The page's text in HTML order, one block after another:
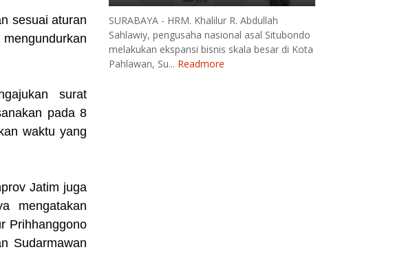
sesuai aturan
surat
pada 8
waktu yang
Jatim juga
mengatakan
Prihhanggono
Sudarmawan
SURABAYA - HRM. Khalilur R. Abdullah
Sahlawiy, pengusaha nasional asal Situbondo
melakukan ekspansi bisnis skala besar di Kota
Pahlawan, Su... Readmore